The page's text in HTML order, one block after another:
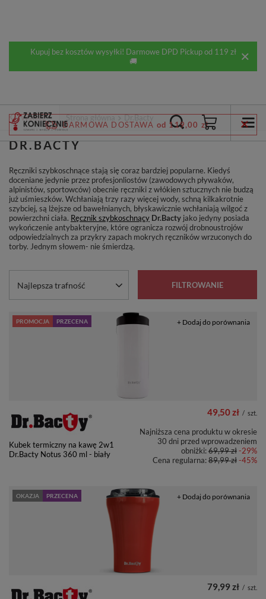
Kupuj bez kosztów wysyłki! Darmowe DPD Pickup od 119 zł
🚚
DARMOWA DOSTAWA od 119,00 zł
Wstecz Strona główna Dr.Bacty
DR.BACTY
Ręczniki szybkoschnące stają się coraz bardziej popularne. Kiedyś
doceniane jedynie przez profesjonliostów (zawodowych pływaków,
alpinistów, sportowców) obecnie ręczniki z włókien sztucznych nie budzą
już uśmieszków. Wchłaniają trzy razy więcej wody, schną kilkakrotnie
szybciej, są lżejsze od bawełnianych, błyskawicznie wchłaniają wilgoć z
powierzchni ciała. Ręcznik szybkoschnący Dr.Bacty jako jedyny posiada
wykończenie antybakteryjne, które ogranicza rozwój drobnoustrojów
odpowiedzialnych za przykry zapach mokrych ręczników wrzuconych do
torby. Jednym słowem- nie śmierdzą.
Zmień sortowanie
Najlepsza trafność FILTROWANIE
PROMOCJA PRZECENA
Kubek termiczny na kawę 2w1
Dr.Bacty Notus 360 ml - biały
49,50 zł / szt.
Najniższa cena produktu w okresie
30 dni przed wprowadzeniem
obniżki:69,99 zł-29%
Cena regularna:89,99 zł-45%
+ Dodaj do porównania
OKAZJA PRZECENA
79,99 zł / szt.
+ Dodaj do porównania